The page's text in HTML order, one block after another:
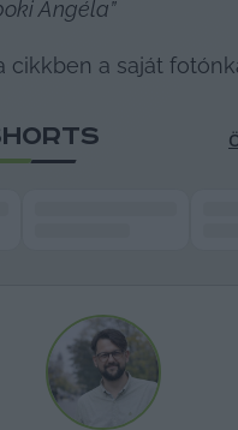
Angéla”
cikkben a saját